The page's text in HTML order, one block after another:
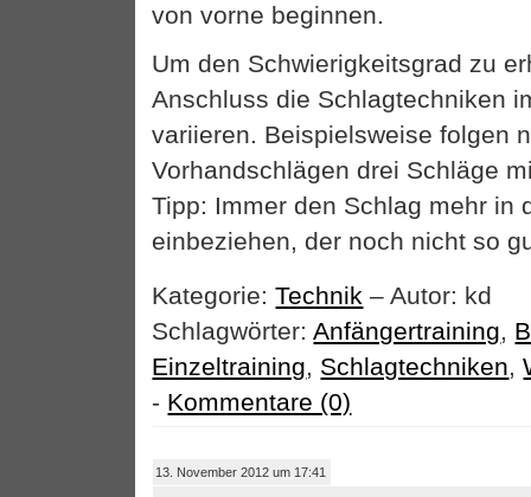
von vorne beginnen.
Um den Schwierigkeitsgrad zu
Anschluss die Schlagtechniken
variieren. Beispielsweise folgen
Vorhandschlägen drei Schläge
Tipp: Immer den Schlag mehr in
einbeziehen, der noch nicht so
Kategorie:Technik – Autor: kd
Schlagwörter:Anfängertraining,
Einzeltraining, Schlagtechniken,
- Kommentare (0)
13. November 2012 um 17:41